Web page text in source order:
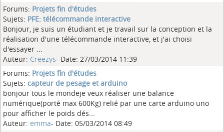
Forums: Projets fin d'études
Sujets: PFE: télécommande interactive
Bonjour, je suis un étudiant et je travail sur la conception et la
réalisation d'une télécommande interactive, et j'ai choisi
d'essayer ...
Auteur: Creezys- Date: 27/03/2014 11:39
Forums: Projets fin d'études
Sujets: capteur de pesage et arduino
bonjour tous le mondeje veux réaliser une balance
numérique(porté max 600Kg) relié par une carte arduino uno
pour afficher le poids dés...
Auteur: emma- Date: 05/03/2014 08:49